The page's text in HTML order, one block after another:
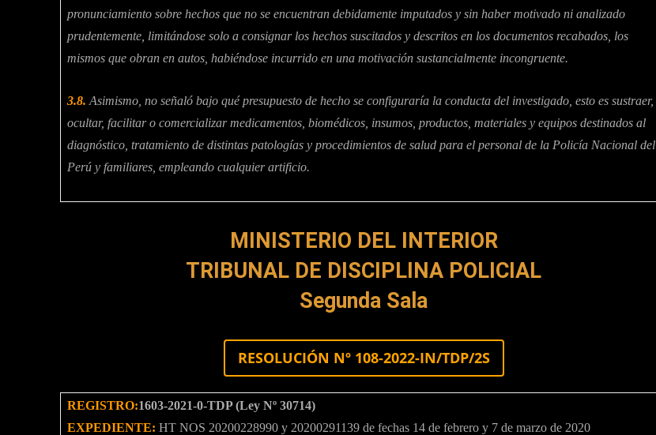
pronunciamiento sobre hechos que no se encuentran debidamente imputados y sin haber motivado ni analizado
prudentemente, limitándose solo a consignar los hechos suscitados y descritos en los documentos recabados, los
mismos que obran en autos, habiéndose incurrido en una motivación sustancialmente incongruente.
3.8. Asimismo, no señaló bajo qué presupuesto de hecho se configuraría la conducta del investigado, esto es sustraer,
ocultar, facilitar o comercializar medicamentos, biomédicos, insumos, productos, materiales y equipos destinados al
diagnóstico, tratamiento de distintas patologías y procedimientos de salud para el personal de la Policía Nacional del
Perú y familiares, empleando cualquier artificio.
MINISTERIO DEL INTERIOR
TRIBUNAL DE DISCIPLINA POLICIAL
Segunda Sala
RESOLUCIÓN Nº 108-2022-IN/TDP/2S
REGISTRO:1603-2021-0-TDP (Ley Nº 30714)
EXPEDIENTE: HT NOS 20200228990 y 20200291139 de fechas 14 de febrero y 7 de marzo de 2020